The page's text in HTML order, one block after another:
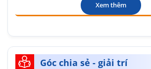
Xem thêm
Góc chia sẻ - giải trí